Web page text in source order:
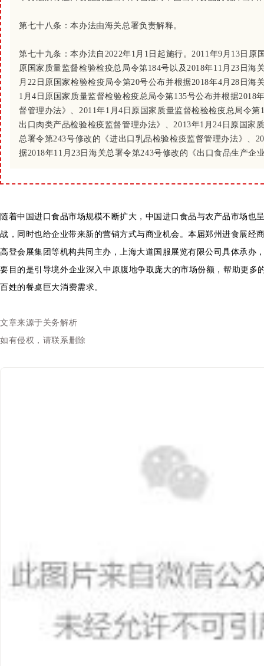
第七十八条：本办法由海关总署负责解释。
第七十九条：本办法自2022年1月1日起施行。2011年9月13日原
原国家质量监督检验检疫总局令第184号以及2018年11月23日
月22日原国家检验检疫局令第20号公布并根据2018年4月28日
1月4日原国家质量监督检验检疫总局令第135号公布并根据
督管理办法》、2011年1月4日原国家质量监督检验检疫总局令
出口肉类产品检验检疫监督管理办法》、2013年1月24日原国家
总署令第243号修改的《进出口乳品检验检疫监督管理办法》、
据2018年11月23日海关总署令第243号修改的《出口食品生产企
随着中国进口食品市场规模不断扩大，中国进口食品与农产品市场
战，同时也给企业带来新的营销方式与商业机会。本届郑州进食展经
高登会展集团等机构共同主办，上海大道国服展览有限公司具体承办
要目的是引导境外企业深入中原腹地争取庞大的市场份额，帮助更
百姓的餐桌巨大消费需求。
文章来源于关务解析
如有侵权，请联系删除